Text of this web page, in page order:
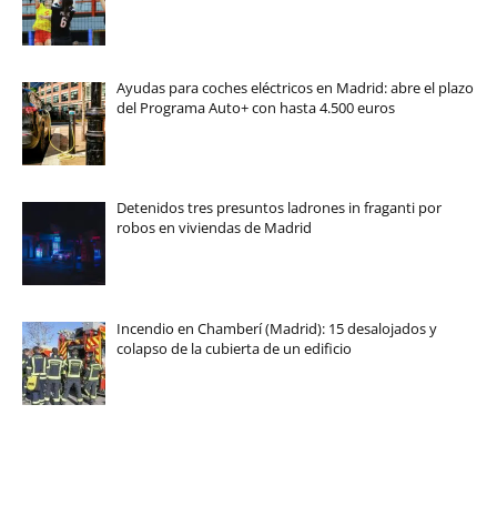
Ayudas para coches eléctricos en Madrid: abre el plazo
del Programa Auto+ con hasta 4.500 euros
Detenidos tres presuntos ladrones in fraganti por
robos en viviendas de Madrid
Incendio en Chamberí (Madrid): 15 desalojados y
colapso de la cubierta de un edificio